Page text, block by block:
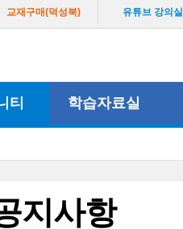
교재구매(덕성북) 유튜브 강의실
티 학습자료실
지사항